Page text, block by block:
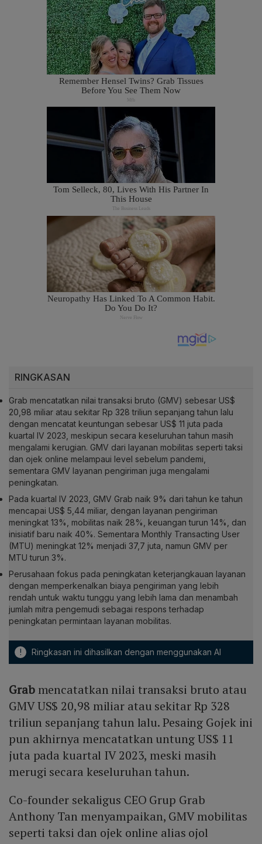
RINGKASAN
Grab mencatatkan nilai transaksi bruto (GMV) sebesar US$
20,98 miliar atau sekitar Rp 328 triliun sepanjang tahun lalu
dengan mencatat keuntungan sebesar US$ 11 juta pada
kuartal IV 2023, meskipun secara keseluruhan tahun masih
mengalami kerugian. GMV dari layanan mobilitas seperti taksi
dan ojek online melampaui level sebelum pandemi,
sementara GMV layanan pengiriman juga mengalami
peningkatan.
Pada kuartal IV 2023, GMV Grab naik 9% dari tahun ke tahun
mencapai US$ 5,44 miliar, dengan layanan pengiriman
meningkat 13%, mobilitas naik 28%, keuangan turun 14%, dan
inisiatif baru naik 40%. Sementara Monthly Transacting User
(MTU) meningkat 12% menjadi 37,7 juta, namun GMV per
MTU turun 3%.
Perusahaan fokus pada peningkatan keterjangkauan layanan
dengan memperkenalkan biaya pengiriman yang lebih
rendah untuk waktu tunggu yang lebih lama dan menambah
jumlah mitra pengemudi sebagai respons terhadap
peningkatan permintaan layanan mobilitas.
! Ringkasan ini dihasilkan dengan menggunakan AI
Grabmencatatkan nilai transaksi bruto atau
GMV US$ 20,98 miliar atau sekitar Rp 328
triliun sepanjang tahun lalu. Pesaing Gojek ini
pun akhirnya mencatatkan untung US$ 11
juta pada kuartal IV 2023, meski masih
merugi secara keseluruhan tahun.
Co-founder sekaligus CEO Grup Grab
Anthony Tan menyampaikan, GMV mobilitas
seperti taksi dan ojek online alias ojol